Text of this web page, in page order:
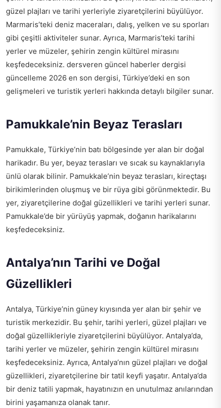
güzel plajları ve tarihi yerleriyle ziyaretçilerini büyülüyor.
Marmaris’teki deniz maceraları, dalış, yelken ve su sporları
gibi çeşitli aktiviteler sunar. Ayrıca, Marmaris’teki tarihi
yerler ve müzeler, şehirin zengin kültürel mirasını
keşfedeceksiniz. dersveren güncel haberler dergisi
güncelleme 2026 en son dergisi, Türkiye’deki en son
gelişmeleri ve turistik yerleri hakkında detaylı bilgiler sunar.
Pamukkale’nin Beyaz Terasları
Pamukkale, Türkiye’nin batı bölgesinde yer alan bir doğal
harikadır. Bu yer, beyaz terasları ve sıcak su kaynaklarıyla
ünlü olarak bilinir. Pamukkale’nin beyaz terasları, kireçtaşı
birikimlerinden oluşmuş ve bir rüya gibi görünmektedir. Bu
yer, ziyaretçilerine doğal güzellikleri ve tarihi yerleri sunar.
Pamukkale’de bir yürüyüş yapmak, doğanın harikalarını
keşfedeceksiniz.
Antalya’nın Tarihi ve Doğal
Güzellikleri
Antalya, Türkiye’nin güney kıyısında yer alan bir şehir ve
turistik merkezidir. Bu şehir, tarihi yerleri, güzel plajları ve
doğal güzellikleriyle ziyaretçilerini büyülüyor. Antalya’da,
tarihi yerler ve müzeler, şehirin zengin kültürel mirasını
keşfedeceksiniz. Ayrıca, Antalya’nın güzel plajları ve doğal
güzellikleri, ziyaretçilerine bir tatil keyfi yaşatır. Antalya’da
bir deniz tatili yapmak, hayatınızın en unutulmaz anılarından
birini yaşamanıza olanak tanır.